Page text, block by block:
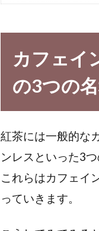
カフェイ
の3つの
紅茶には一般的な
ンレスといった3
これらはカフェイ
っていきます。